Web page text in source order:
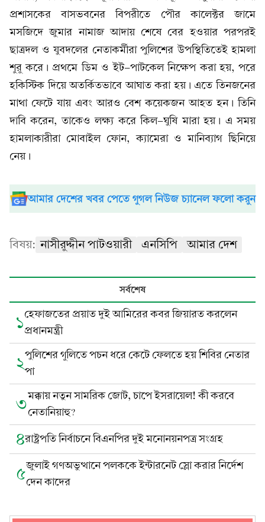
প্রশাসকের বাসভবনের বিপরীতে পৌর কালেক্টর জামে
মসজিদে জুমার নামাজ আদায় শেষে বের হওয়ার পরপরই
ছাত্রদল ও যুবদলের নেতাকর্মীরা পুলিশের উপস্থিতিতেই হামলা
শুরু করে। প্রথমে ডিম ও ইট-পাটকেল নিক্ষেপ করা হয়, পরে
হকিস্টিক দিয়ে অতর্কিতভাবে আঘাত করা হয়। এতে তিনজনের
মাথা ফেটে যায় এবং আরও বেশ কয়েকজন আহত হন। তিনি
দাবি করেন, তাকেও লক্ষ্য করে কিল-ঘুষি মারা হয়। এ সময়
হামলাকারীরা মোবাইল ফোন, ক্যামেরা ও মানিব্যাগ ছিনিয়ে
নেয়।
আমার দেশের খবর পেতে গুগল নিউজ চ্যানেল ফলো করুন
বিষয়: নাসীরুদ্দীন পাটওয়ারী এনসিপি আমার দেশ
সর্বশেষ
১হেফাজতের প্রয়াত দুই আমিরের কবর জিয়ারত করলেন
প্রধানমন্ত্রী
২পুলিশের গুলিতে পচন ধরে কেটে ফেলতে হয় শিবির নেতার
পা
৩মক্কায় নতুন সামরিক জোট, চাপে ইসরায়েল! কী করবে
নেতানিয়াহু?
৪রাষ্ট্রপতি নির্বাচনে বিএনপির দুই মনোনয়নপত্র সংগ্রহ
৫জুলাই গণঅভুত্থানে পলককে ইন্টারনেট স্লো করার নির্দেশ
দেন কাদের